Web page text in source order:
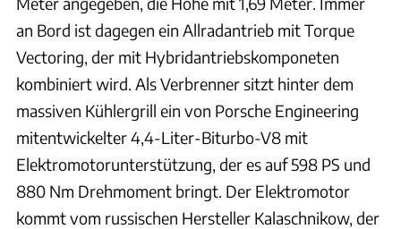
an Bord ist dagegen ein Allradantrieb mit Torque
Vectoring, der mit Hybridantriebskomponeten
kombiniert wird. Als Verbrenner sitzt hinter dem
massiven Kühlergrill ein von Porsche Engineering
mitentwickelter 4,4-Liter-Biturbo-V8 mit
Elektromotorunterstützung, der es auf 598 PS und
880 Nm Drehmoment bringt. Der Elektromotor
kommt vom russischen Hersteller Kalaschnikow, der